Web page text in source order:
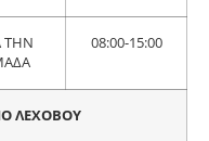
ΤΗΝ
08:00-15:00
ΛΕΧΟΒΟΥ